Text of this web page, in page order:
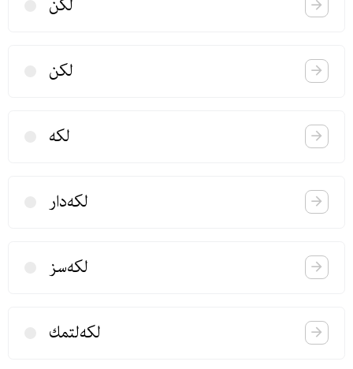
لكن
لكن
لكه
لكه‌دار
لكه‌سز
لكه‌لتمك